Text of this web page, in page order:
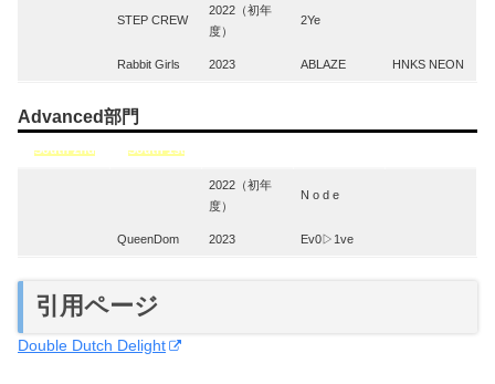
STEP CREW
2022（初年
度）
2Ye
Rabbit Girls 2023 ABLAZE HNKS NEON
Advanced部門
South 2nd South 1st
2022（初年
度）
N o d e
QueenDom 2023 Ev0▷1ve
引用ページ
Double Dutch Delight